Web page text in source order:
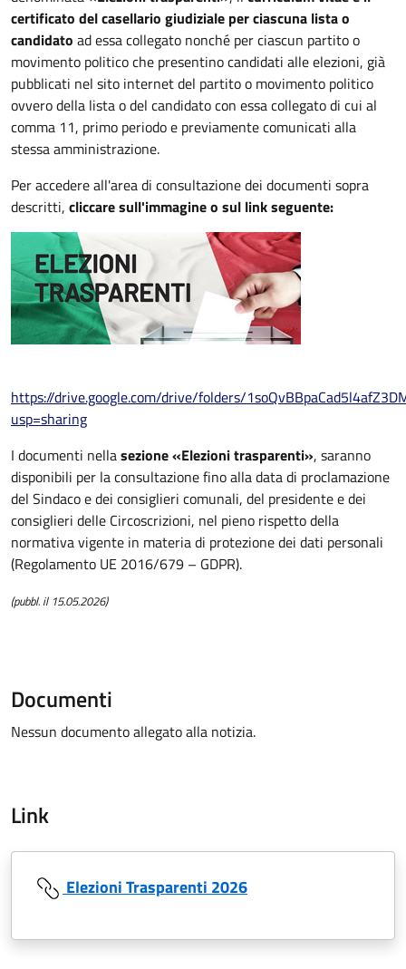
certificato del casellario giudiziale per ciascuna lista o
candidato ad essa collegato nonché per ciascun partito o
movimento politico che presentino candidati alle elezioni, già
pubblicati nel sito internet del partito o movimento politico
ovvero della lista o del candidato con essa collegato di cui al
comma 11, primo periodo e previamente comunicati alla
stessa amministrazione.
Per accedere all'area di consultazione dei documenti sopra
descritti, cliccare sull'immagine o sul link seguente:
https://drive.google.com/drive/folders/
usp=sharing
I documenti nellasezione «Elezioni trasparenti», saranno
disponibili per la consultazione fino alla data di proclamazione
del Sindaco e dei consiglieri comunali, del presidente e dei
consiglieri delle Circoscrizioni, nel pieno rispetto della
normativa vigente in materia di protezione dei dati personali
(Regolamento UE 2016/679 – GDPR).
(pubbl. il 15.05.2026)
Documenti
Nessun documento allegato alla notizia.
Link
Elezioni Trasparenti 2026